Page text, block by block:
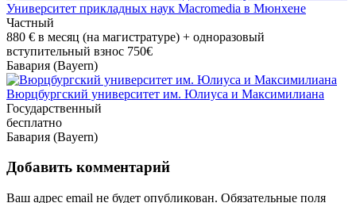
Университет прикладных наук Macromedia в Мюнхене
Частный
880 € в месяц (на магистратуре) + одноразовый
вступительный взнос 750€
Бавария (Bayern)
Вюрцбургский университет им. Юлиуса и Максимилиана
Государственный
бесплатно
Бавария (Bayern)
Добавить комментарий
Ваш адрес email не будет опубликован. Обязательные поля